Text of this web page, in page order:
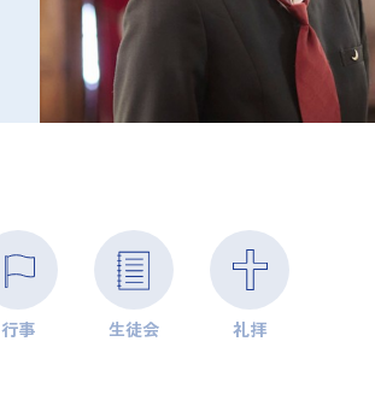
行事 生徒会 礼拝